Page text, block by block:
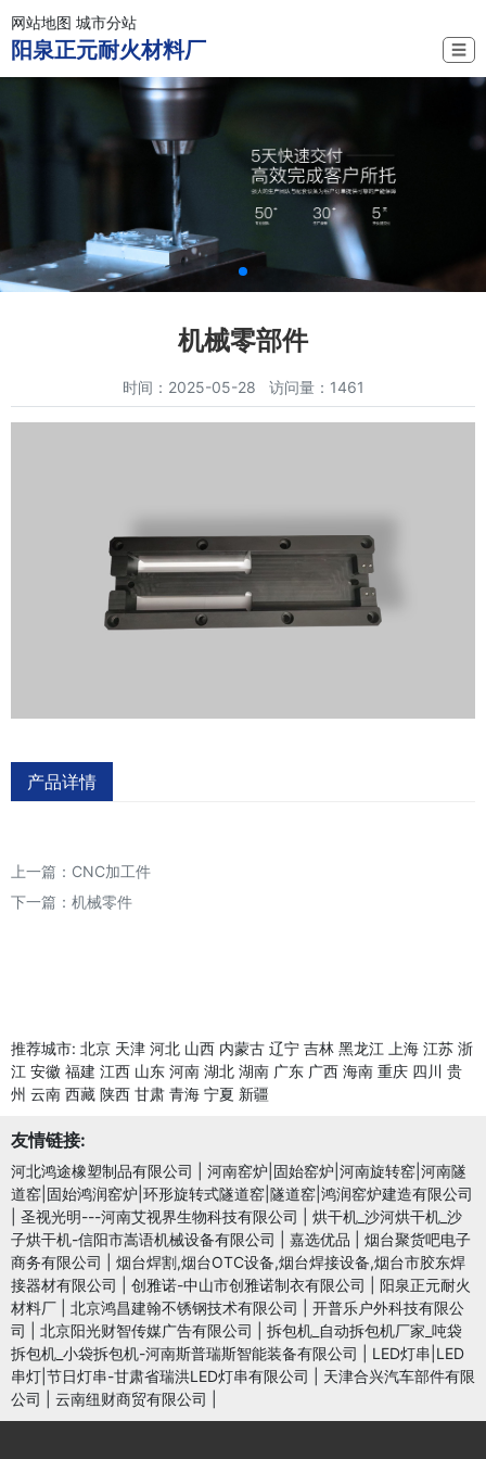
网站地图 城市分站
阳泉正元耐火材料厂 ☰
机械零部件
时间：2025-05-28 访问量：1461
产品详情
上一篇： CNC加工件
下一篇： 机械零件
推荐城市: 北京 天津 河北 山西 内蒙古 辽宁 吉林 黑龙江 上海 江苏 浙
江 安徽 福建 江西 山东 河南 湖北 湖南 广东 广西 海南 重庆 四川 贵
州 云南 西藏 陕西 甘肃 青海 宁夏 新疆
友情链接:
河北鸿途橡塑制品有限公司
河南窑炉|固始窑炉|河南旋转窑|河南隧
道窑|固始鸿润窑炉|环形旋转式隧道窑|隧道窑|鸿润窑炉建造有限公司
圣视光明---河南艾视界生物科技有限公司
烘干机_沙河烘干机_沙
子烘干机-信阳市嵩语机械设备有限公司
嘉选优品
烟台聚货吧电子
商务有限公司
烟台焊割,烟台OTC设备,烟台焊接设备,烟台市胶东焊
接器材有限公司
创雅诺-中山市创雅诺制衣有限公司
阳泉正元耐火
材料厂
北京鸿昌建翰不锈钢技术有限公司
开普乐户外科技有限公
司
北京阳光财智传媒广告有限公司
拆包机_自动拆包机厂家_吨袋
拆包机_小袋拆包机-河南斯普瑞斯智能装备有限公司
LED灯串|LED
串灯|节日灯串-甘肃省瑞洪LED灯串有限公司
天津合兴汽车部件有限
公司
云南纽财商贸有限公司